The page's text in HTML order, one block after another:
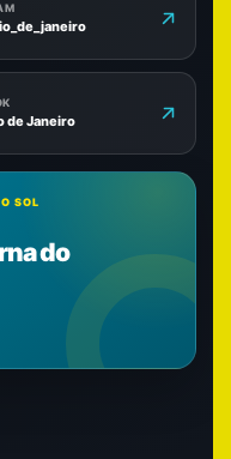
de Janeiro
SOL
do